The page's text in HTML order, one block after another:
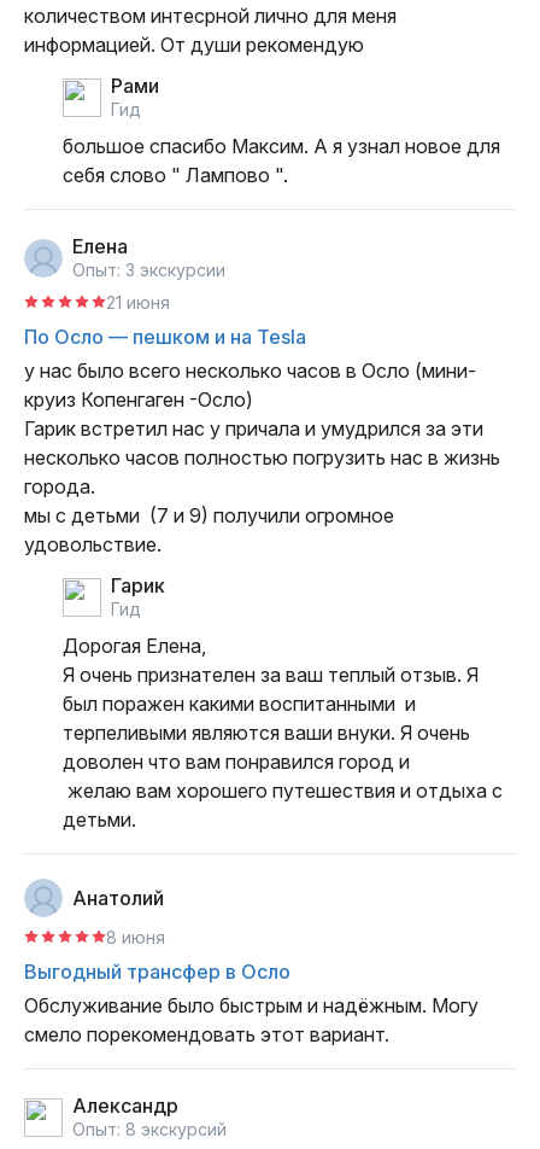
количеством интесрной лично для меня
информацией. От души рекомендую
Рами
гид
большое спасибо Максим. А я узнал новое для
себя слово " Лампово ".
Елена
Опыт: 3 экскурсии
21 июня
По Осло — пешком и на Tesla
у нас было всего несколько часов в Осло (мини-
круиз Копенгаген -Осло)
Гарик встретил нас у причала и умудрился за эти
несколько часов полностью погрузить нас в жизнь
города.
мы с детьми  (7 и 9) получили огромное
удовольствие.
Гарик
гид
Дорогая Елена,
Я очень признателен за ваш теплый отзыв. Я
был поражен какими воспитанными  и
терпеливыми являются ваши внуки. Я очень
доволен что вам понравился город и
детьми.
Анатолий
8 июня
Выгодный трансфер в Осло
Обслуживание было быстрым и надёжным. Могу
смело порекомендовать этот вариант.
Александр
Опыт: 8 экскурсий